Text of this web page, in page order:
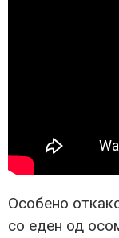
Особено
со еден од